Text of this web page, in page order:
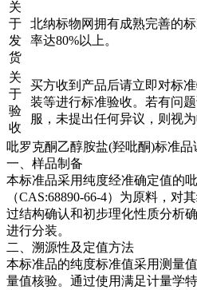
关
于
发
货
北纳标物网拥有成熟完善的
率达80%以上。
关
于
验
收
买方收到产品后请立即对标
装等进行标准验收。若有问
服，未提出任何异议，则视为
吡罗克酮乙醇胺盐(羟吡酮)标准品
一、样品制备
本标准品采用纯度经准确定值的
（CAS:68890-66-4）为原料，对
过结构确认和初步理化性质分析
进行分装。
二、溯源性及定值方法
本标准品的纯度标准值采用测量
量值核验。通过使用满足计量学